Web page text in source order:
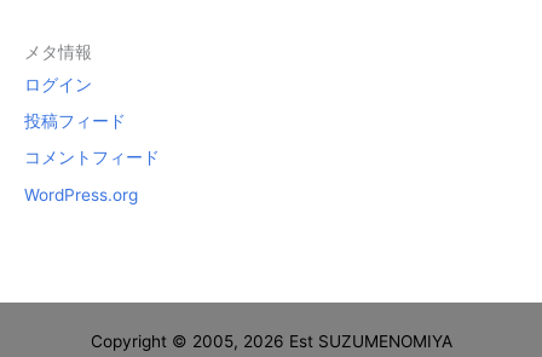
メタ情報
ログイン
投稿フィード
コメントフィード
WordPress.org
Copyright © 2005, 2026 Est SUZUMENOMIYA